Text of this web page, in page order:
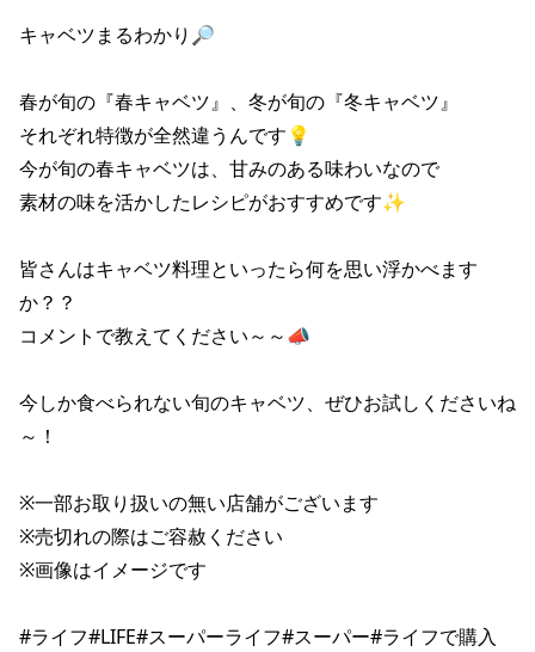
キャベツまるわかり🔎
春が旬の『春キャベツ』、冬が旬の『冬キャベツ』
それぞれ特徴が全然違うんです💡
今が旬の春キャベツは、甘みのある味わいなので
素材の味を活かしたレシピがおすすめです✨
皆さんはキャベツ料理といったら何を思い浮かべます
か？？
コメントで教えてください～～📣
今しか食べられない旬のキャベツ、ぜひお試しくださいね
～！
※一部お取り扱いの無い店舗がございます
※売切れの際はご容赦ください
※画像はイメージです
#ライフ#LIFE#スーパーライフ#スーパー#ライフで購入